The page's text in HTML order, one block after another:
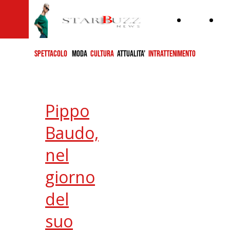
SPETTACOLO MODA CULTURA ATTUALITA' INTRATTENIMENTO
Pippo
Baudo,
nel
giorno
del
suo